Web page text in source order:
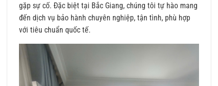
gặp sự cố. Đặc biệt tại Bắc Giang, chúng tôi tự hào mang
đến dịch vụ bảo hành chuyên nghiệp, tận tình, phù hợp
với tiêu chuẩn quốc tế.